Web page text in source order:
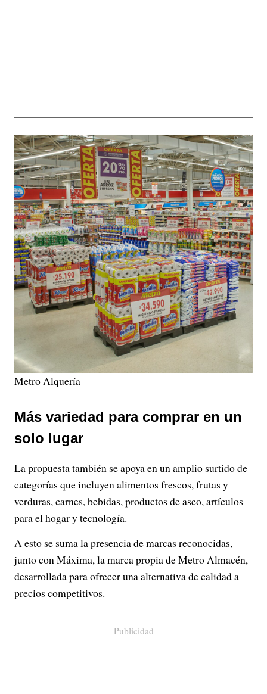
Metro Alquería
Más variedad para comprar en un
solo lugar
La propuesta también se apoya en un amplio surtido de
categorías que incluyen alimentos frescos, frutas y
verduras, carnes, bebidas, productos de aseo, artículos
para el hogar y tecnología.
A esto se suma la presencia de marcas reconocidas,
junto con Máxima, la marca propia de Metro Almacén,
desarrollada para ofrecer una alternativa de calidad a
precios competitivos.
Publicidad